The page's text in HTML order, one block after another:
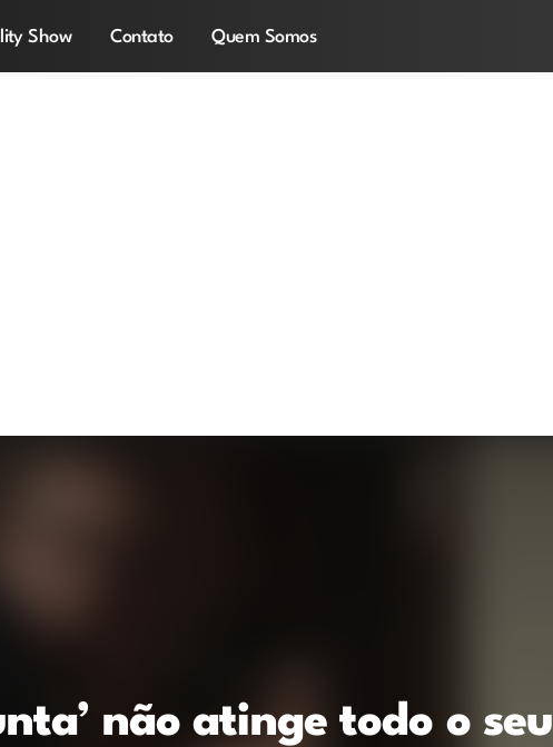
Show Contato Quem Somos
não atinge todo o seu